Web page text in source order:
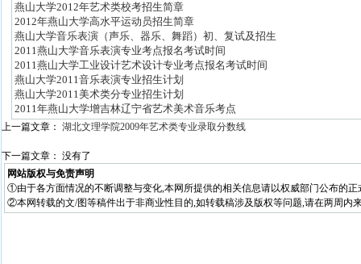
燕山大学2012年艺术类校考招生简章
2012年燕山大学高水平运动员招生简章
燕山大学音乐表演（声乐、器乐、舞蹈）初、复试及招生
2011燕山大学音乐表演专业考点报名考试时间
2011燕山大学工业设计艺术设计专业考点报名考试时间
燕山大学2011音乐表演专业招生计划
燕山大学2011美术类分专业招生计划
2011年燕山大学增吉林辽宁省艺术美术音乐考点
上一篇文章： 湖北文理学院2009年艺术类专业录取分数线
下一篇文章： 没有了
网站版权与免责声明
①由于各方面情况的不断调整与变化,本网所提供的相关信息请以权威部门公布的正
②本网转载的文/图等稿件出于非商业性目的,如转载稿涉及版权等问题,请在两周内